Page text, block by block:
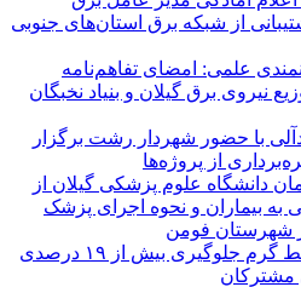
از شبكه برق استان‌های جنوبی
علمی: امضای تفاهم‌نامه
نیروی برق گیلان و بنیاد نخبگان
با حضور شهردار رشت برگزار
از پروژه‌ها
دانشگاه علوم پزشکی گیلان از
به بیماران و نحوه اجرای پزشک
شهرستان فومن
با استفاده از تعمیرات خط گرم جلوگیری بیش از ۱۹ درصدی
مشتركان